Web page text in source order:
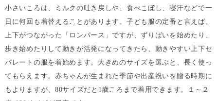
小さいころは、ミルクの吐き戻しや、食べこぼし、寝汗などで一
日に何回も着替えることがあります。子ども服の定番と言えば、
上下がつながった「ロンパース」ですが、ずりばいを始めたり、
歩き始めたりして動きが活発になってきたら、動きやすい上下セ
パレートの服を着始めます。大きめのサイズを選ぶと、長く使っ
てもらえます。赤ちゃんが生まれた季節や出産祝いを贈る時期に
もよりますが、80サイズだと1歳ころまで着用できます。１～２